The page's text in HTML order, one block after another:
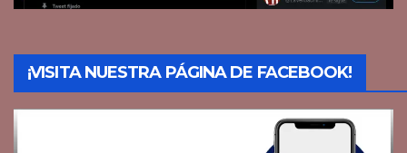
¡VISITA NUESTRA PÁGINA DE FACEBOOK!